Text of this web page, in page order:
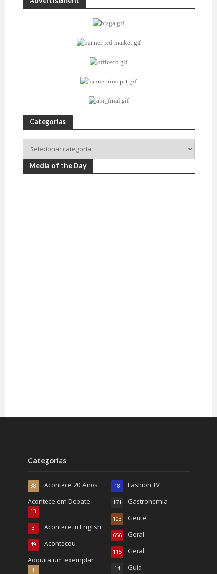
Categorias
Media of the Day
Categorias
Acontece 20 Anos
38
Acontece em Debate
13
Acontece in English
3
Aconteceu
49
Adquira um exemplar
1
Fashion TV
18
Gastronomia
171
Gente
103
Geral
656
Geral
115
Guia
14